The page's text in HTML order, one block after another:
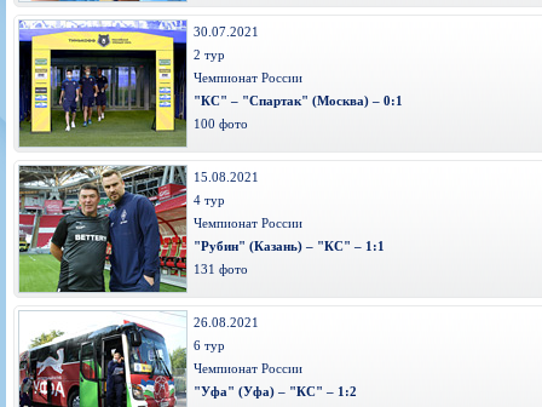
30.07.2021
2 тур
Чемпионат России
"КС" – "Спартак" (Москва) – 0:1
100 фото
15.08.2021
4 тур
Чемпионат России
"Рубин" (Казань) – "КС" – 1:1
131 фото
26.08.2021
6 тур
Чемпионат России
"Уфа" (Уфа) – "КС" – 1:2